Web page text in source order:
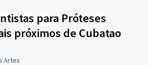
para Próteses
próximos de Cubatao
Artes